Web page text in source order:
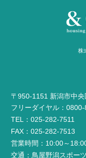
株
〒950-1151 新潟市中
フリーダイヤル：
TEL：025-282-7511
FAX：025-282-7513
営業時間：10:00～
交通：鳥屋野潟スポー